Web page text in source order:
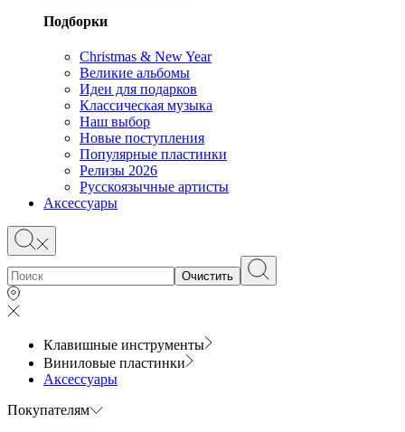
Подборки
Christmas & New Year
Великие альбомы
Идеи для подарков
Классическая музыка
Наш выбор
Новые поступления
Популярные пластинки
Релизы 2026
Русскоязычные артисты
Аксессуары
Очистить
Клавишные инструменты
Виниловые пластинки
Аксессуары
Покупателям